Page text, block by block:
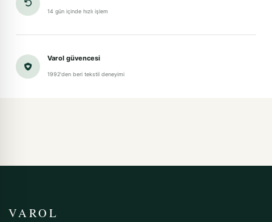
14 gün içinde hızlı işlem
Varol güvencesi
1992'den beri tekstil deneyimi
VAROL